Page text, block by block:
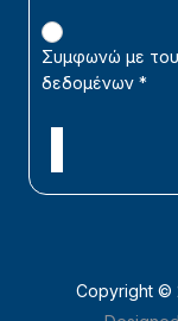
Συμφωνώ με
δεδομένων *
Copyright ©